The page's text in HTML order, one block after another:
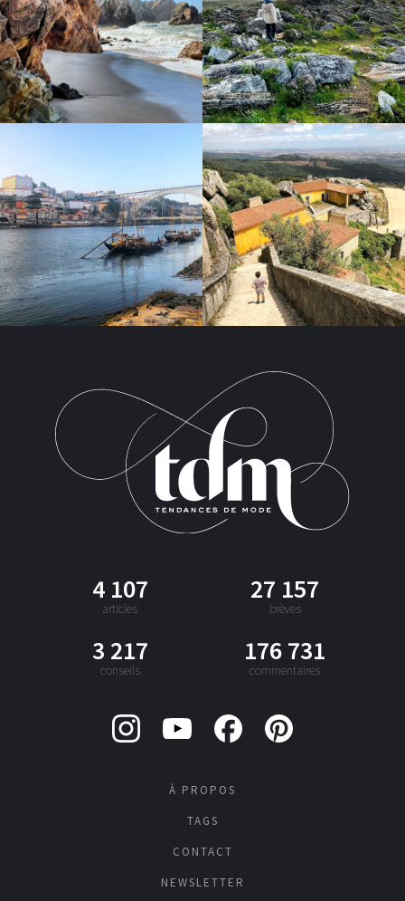
4 107
articles
27 157
brèves
3 217
conseils
176 731
commentaires
À PROPOS
TAGS
CONTACT
NEWSLETTER